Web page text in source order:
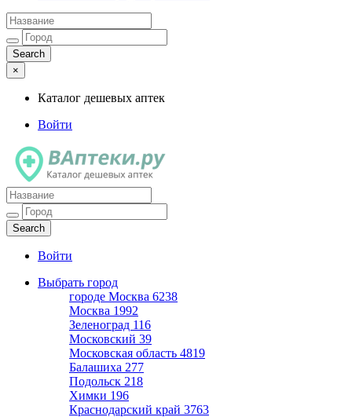
×
Каталог дешевых аптек
Войти
Каталог дешевых аптек
Войти
Выбрать город
городе Москва 6238
Москва 1992
Зеленоград 116
Московский 39
Московская область 4819
Балашиха 277
Подольск 218
Химки 196
Краснодарский край 3763